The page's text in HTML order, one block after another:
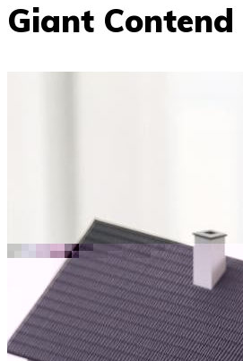
Giant Contend